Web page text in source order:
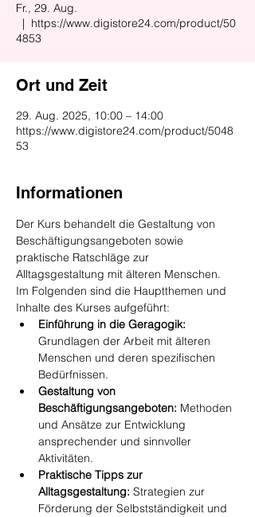
Fr., 29. Aug.
  |
https://www.digistore24.com/product/50
4853
Ort und Zeit
29. Aug. 2025, 10:00 – 14:00
https://www.digistore24.com/product/5048
53
Informationen
Der Kurs behandelt die Gestaltung von
Beschäftigungsangeboten sowie
praktische Ratschläge zur
Alltagsgestaltung mit älteren Menschen.
Im Folgenden sind die Hauptthemen und
Inhalte des Kurses aufgeführt:
Einführung in die Geragogik:
Grundlagen der Arbeit mit älteren
Menschen und deren spezifischen
Bedürfnissen.
Gestaltung von
Beschäftigungsangeboten: Methoden
und Ansätze zur Entwicklung
ansprechender und sinnvoller
Aktivitäten.
Praktische Tipps zur
Alltagsgestaltung: Strategien zur
Förderung der Selbstständigkeit und